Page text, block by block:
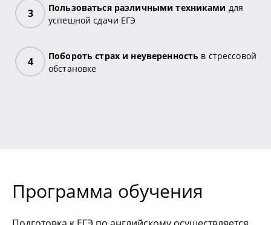
Пользоваться различными техниками для
успешной сдачи ЕГЭ
Побороть страх и неуверенность в стрессовой
обстановке
Программа обучения